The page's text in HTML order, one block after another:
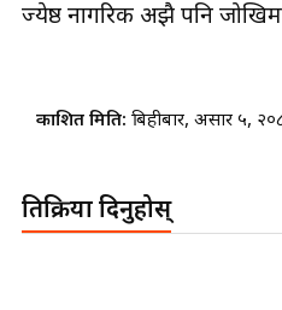
ज्येष्ठ नागरिक अझै पनि
प्रकाशित मिति: बिहीबार, असार ५,
प्रतिक्रिया दिनुहोस्